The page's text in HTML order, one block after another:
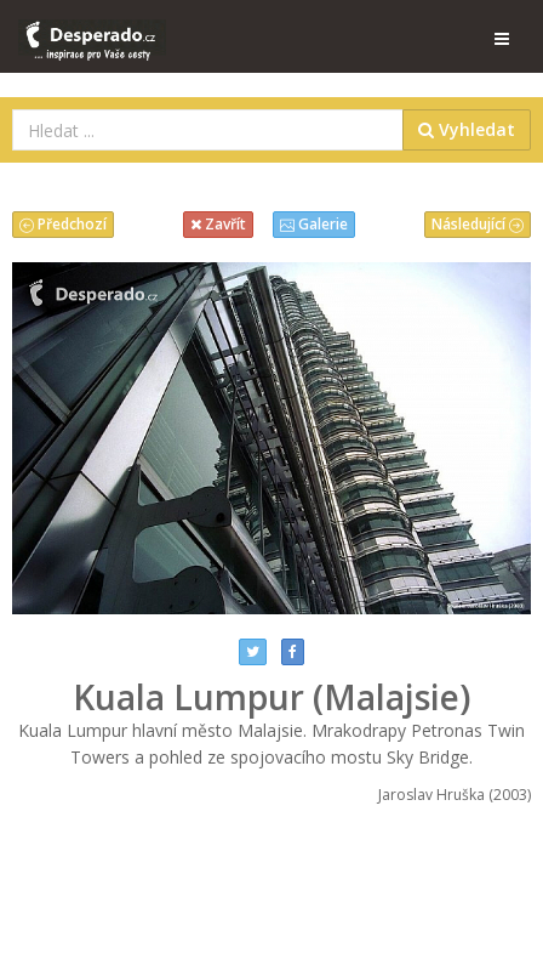
Vyhledat
Následující
Předchozí Zavřít Galerie
Kuala Lumpur (Malajsie)
Kuala Lumpur hlavní město Malajsie. Mrakodrapy Petronas Twin
Towers a pohled ze spojovacího mostu Sky Bridge.
Jaroslav Hruška (2003)